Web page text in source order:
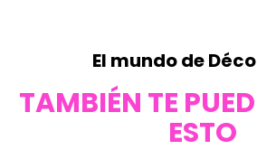
El mundo de
TAMBIÉN TE
ESTO